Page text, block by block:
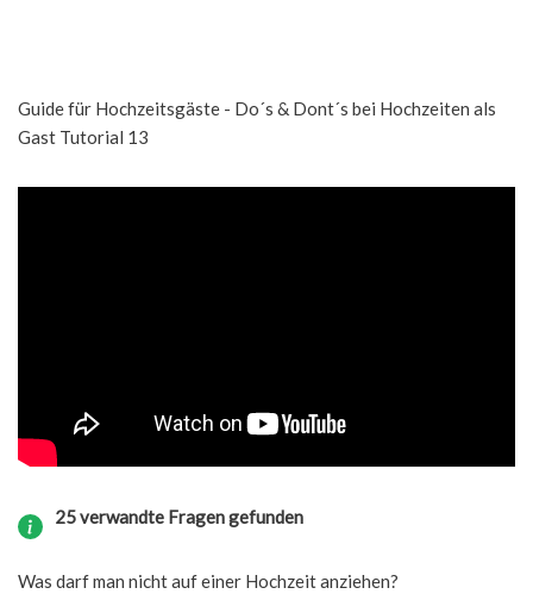
Guide für Hochzeitsgäste - Do´s & Dont´s bei Hochzeiten als
Gast Tutorial 13
25 verwandte Fragen gefunden
Was darf man nicht auf einer Hochzeit anziehen?